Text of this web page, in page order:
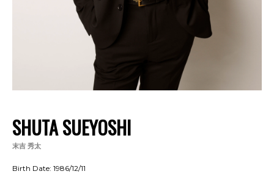
SHUTA SUEYOSHI
末吉 秀太
Birth Date: 1986/12/11